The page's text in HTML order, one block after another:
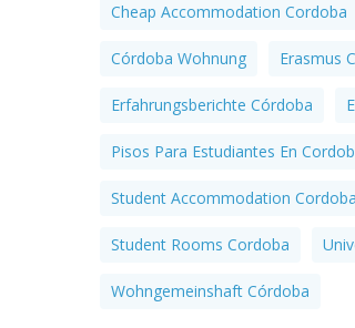
Cheap Accommodation Cordoba
Córdoba Wohnung Erasmus
Erfahrungsberichte Córdoba
Pisos Para Estudiantes En
Student Accommodation Cordoba
Student Rooms Cordoba
Wohngemeinshaft Córdoba